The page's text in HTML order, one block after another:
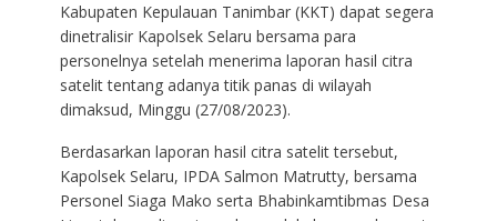
Kabupaten Kepulauan Tanimbar (KKT) dapat segera
dinetralisir Kapolsek Selaru bersama para
personelnya setelah menerima laporan hasil citra
satelit tentang adanya titik panas di wilayah
dimaksud, Minggu (27/08/2023).
Berdasarkan laporan hasil citra satelit tersebut,
Kapolsek Selaru, IPDA Salmon Matrutty, bersama
Personel Siaga Mako serta Bhabinkamtibmas Desa